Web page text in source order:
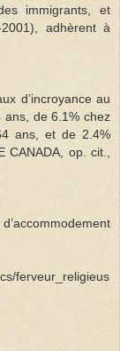
immigrants, et
adhèrent à
d’incroyance au
ans, de 6.1% chez
ans, et de 2.4%
op. cit.,
ferveur_religieus